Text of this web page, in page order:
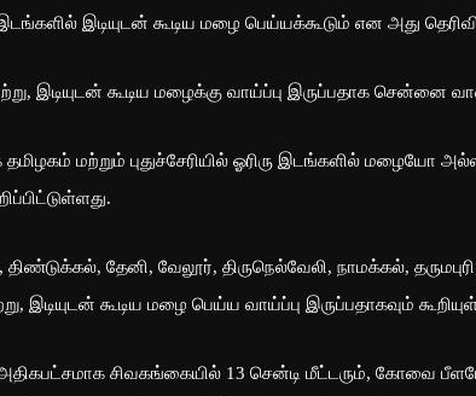
இடியுடன் கூடிய மழை பெய்யக்கூடும் என அது
இடியுடன் கூடிய மழைக்கு வாய்ப்பு இருப்பதாக சென்னை
மற்றும் புதுச்சேரியில் ஓரிரு இடங்களில் மழையோ
தேனி, வேலூர், திருநெல்வேலி, நாமக்கல்,
இடியுடன் கூடிய மழை பெய்ய வாய்ப்பு இருப்பதாகவும்
சிவகங்கையில் 13 சென்டி மீட்டரும், கோவை